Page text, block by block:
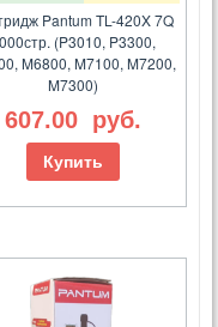
BM5100)
Pantum TL-420X 7Q
(P3010, P3300,
M6800, M7100, M7200,
M7300)
607.00 руб.
Купить